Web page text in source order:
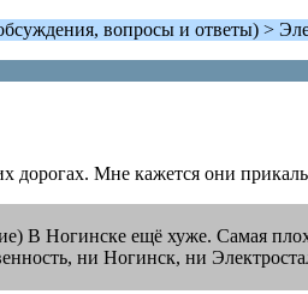
вопросы и ответы) >
дорогах. Мне кажется они
В Ногинске ещё хуже. Самая
ни Ногинск, ни